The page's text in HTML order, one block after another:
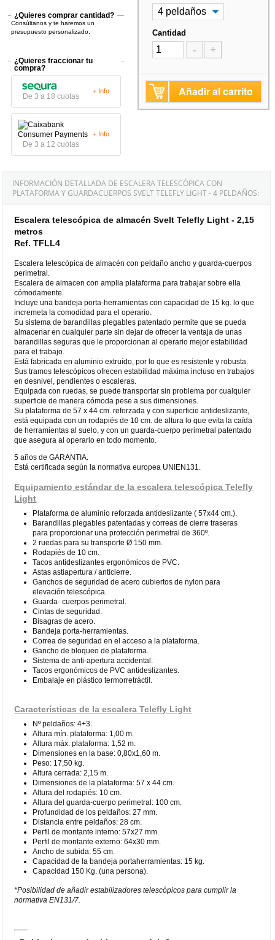
¿Quieres comprar cantidad?
Consúltanos y te haremos un
presupuesto personalizado.
¿Quieres fraccionar tu
compra?
De 3 a 18 cuotas
+ Info
De 3 a 12 cuotas
+ Info
Cantidad
- +
Añadir al carrito
INFORMACIÓN DETALLADA DE ESCALERA TELESCÓPICA CON
PLATAFORMA Y GUARDACUERPOS SVELT TELEFLY LIGHT - 4 PELDAÑOS:
Escalera telescópica de almacén Svelt Telefly Light - 2,15
metros
Ref. TFLL4
Escalera telescópica de almacén con peldaño ancho y guarda-cuerpos
perimetral.
Escalera de almacen con amplia plataforma para trabajar sobre ella
cómodamente.
Incluye una bandeja porta-herramientas con capacidad de 15 kg. lo que
incremeta la comodidad para el operario.
Su sistema de barandillas plegables patentado permite que se pueda
almacenar en cualquier parte sin dejar de ofrecer la ventaja de unas
barandillas seguras que le proporcionan al operario mejor estabilidad
para el trabajo.
Está fabricada en aluminio extruído, por lo que es resistente y robusta.
Sus tramos telescópicos ofrecen estabilidad máxima incluso en trabajos
en desnivel, pendientes o escaleras.
Equipada con ruedas, se puede transportar sin problema por cualquier
superficie de manera cómoda pese a sus dimensiones.
Su plataforma de 57 x 44 cm. reforzada y con superficie antideslizante,
está equipada con un rodapiés de 10 cm. de altura lo que evita la caída
de herramientas al suelo, y con un guarda-cuerpo perimetral patentado
que asegura al operario en todo momento.
5 años de GARANTIA.
Está certificada según la normativa europea UNIEN131.
Equipamiento estándar de la escalera telescópica Telefly
Light
Plataforma de aluminio reforzada antideslizante ( 57x44 cm.).
Barandillas plegables patentadas y correas de cierre traseras
para proporcionar una protección perimetral de 360º.
2 ruedas para su transporte Ø 150 mm.
Rodapiés de 10 cm.
Tacos antideslizantes ergonómicos de PVC.
Astas astiapertura / anticierre.
Ganchos de seguridad de acero cubiertos de nylon para
elevación telescópica.
Guarda- cuerpos perimetral.
Cintas de seguridad.
Bisagras de acero.
Bandeja porta-herramientas.
Correa de seguridad en el acceso a la plataforma.
Gancho de bloqueo de plataforma.
Sistema de anti-apertura accidental.
Tacos ergonómicos de PVC antideslizantes.
Embalaje en plástico termorretráctil.
Características de la escalera Telefly Light
Nº peldaños: 4+3.
Altura mín. plataforma: 1,00 m.
Altura máx. plataforma: 1,52 m.
Dimensiones en la base: 0,80x1,60 m.
Peso: 17,50 kg.
Altura cerrada: 2,15 m.
Dimensiones de la plataforma: 57 x 44 cm.
Altura del rodapiés: 10 cm.
Altura del guarda-cuerpo perimetral: 100 cm.
Profundidad de los peldaños: 27 mm.
Distancia entre peldaños: 28 cm.
Perfil de montante interno: 57x27 mm.
Perfil de montante externo: 64x30 mm.
Ancho de subida: 55 cm.
Capacidad de la bandeja portaherramientas: 15 kg.
Capacidad 150 Kg. (una persona).
*Posibilidad de añadir estabilizadores telescópicos para cumplir la
normativa EN131/7.